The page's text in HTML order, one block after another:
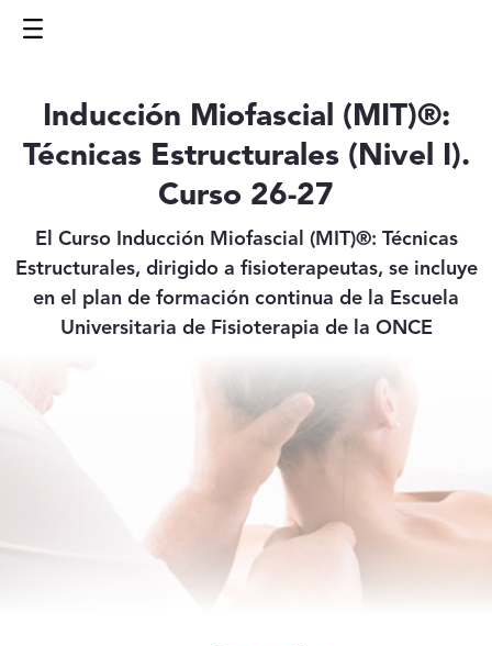
Inducción Miofascial (MIT)®:
Técnicas Estructurales (Nivel I).
Curso 26-27
El Curso Inducción Miofascial (MIT)®: Técnicas
Estructurales, dirigido a fisioterapeutas, se incluye
en el plan de formación continua de la Escuela
Universitaria de Fisioterapia de la ONCE